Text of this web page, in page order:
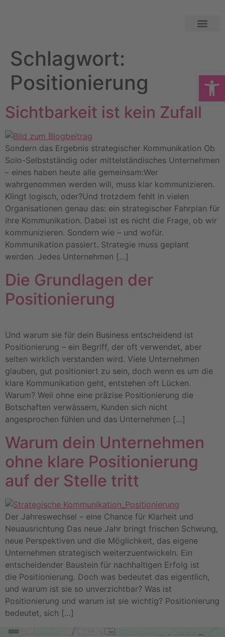
Schlagwort:
Positionierung
Sichtbarkeit ist kein Zufall
Sondern das Ergebnis strategischer Kommunikation Ob
Solo-Selbstständig oder mittelständisches Unternehmen
– eines haben heute alle gemeinsam:Wer
wahrgenommen werden will, muss klar kommunizieren.
Klingt logisch, oder?Und trotzdem fehlt in vielen
Organisationen genau das: ein strategischer Fahrplan für
ihre Kommunikation. Dabei ist es nicht die Frage, ob wir
kommunizieren. Sondern wie – und wofür.
Kommunikation passiert. Strategie muss geplant
werden. Jedes Unternehmen […]
Die Grundlagen der
Positionierung
Und warum sie für dein Business entscheidend ist
Positionierung – ein Begriff, der oft verwendet, aber
selten wirklich verstanden wird. Viele Unternehmen
glauben, gut positioniert zu sein, doch wenn es um die
klare Kommunikation geht, entstehen oft Lücken.
Warum? Weil ohne eine präzise Positionierung die
Botschaften verwässern, Kunden sich nicht
angesprochen fühlen und das Unternehmen […]
Warum dein Unternehmen
ohne klare Positionierung
auf der Stelle tritt
Der Jahreswechsel – eine Chance für Klarheit und
Neuausrichtung Das neue Jahr bringt frischen Schwung,
neue Perspektiven und die Möglichkeit, das eigene
Unternehmen strategisch weiterzuentwickeln. Ein
entscheidender Baustein für nachhaltigen Erfolg ist
die Positionierung. Doch was bedeutet das eigentlich,
und warum ist sie so unverzichtbar? Was ist
Positionierung und warum ist sie wichtig? Positionierung
bedeutet, sich […]